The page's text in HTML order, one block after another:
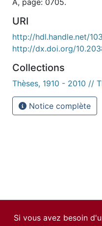
A, page: 0705.
URI
http://hdl.handle.net/
http://dx.doi.org/
Collections
Thèses, 1910 - 2010 //
Notice complète
Si vous avez besoin